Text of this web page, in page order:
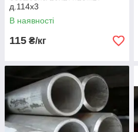
д.114х3
В наявності
115 ₴/кг